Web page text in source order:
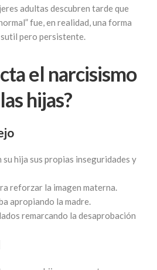
adultas descubren tarde que
fue, en realidad, una forma
pero persistente.
el narcisismo
hijas?
su hija sus propias inseguridades y
reforzar la imagen materna.
apropiando la madre.
remarcando la desaprobación